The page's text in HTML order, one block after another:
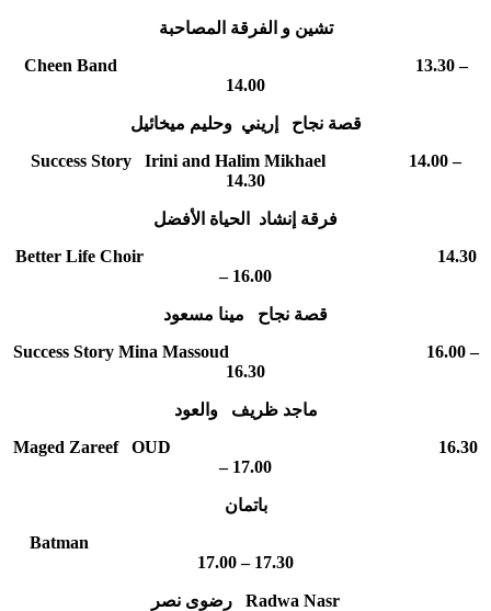
تشين و الفرقة المصاحبة
Cheen Band 13.30 –
14.00
قصة نجاح إريني وحليم ميخائيل
Success Story Irini and Halim Mikhael 14.00 –
14.30
فرقة إنشاد الحياة الأفضل
Better Life Choir 14.30
– 16.00
قصة نجاح مينا مسعود
Success Story Mina Massoud 16.00 –
16.30
ماجد ظريف والعود
Maged Zareef OUD 16.30
– 17.00
باتمان
Batman
17.00 – 17.30
رضوى نصر Radwa Nasr